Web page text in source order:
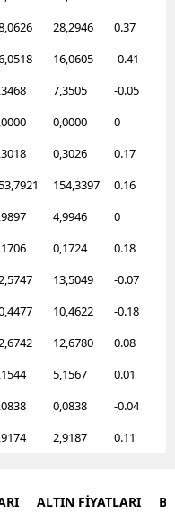
28,2946
0.37
16,0605
-0.41
7,3505
-0.05
0,0000
0
0,3026
0.17
154,3397
0.16
4,9946
0
0,1724
0.18
13,5049
-0.07
10,4622
-0.18
12,6780
0.08
5,1567
0.01
0,0838
-0.04
2,9187 0.11
ALTIN FİYATLARI